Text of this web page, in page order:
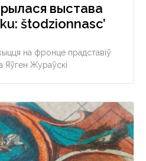
выстава
štodzionnasc’
на фронце прадставіў
Яўген Жураўскі